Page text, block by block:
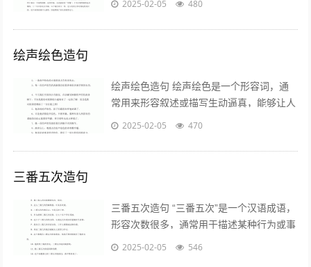
2025-02-05 480
绘声绘色造句
绘声绘色造句 绘声绘色是一个形容词，通
常用来形容叙述或描写生动逼真，能够让人
感受到场景的真实感。以下是一些关于“绘
2025-02-05 470
三番五次造句
三番五次造句 “三番五次”是一个汉语成语，
形容次数很多，通常用于描述某种行为或事
件的重复发生。以下是一些使用“三番五次”
2025-02-05 546